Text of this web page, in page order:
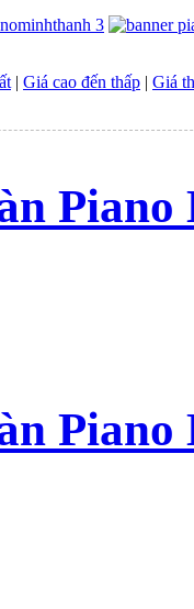
| Giá cao đến thấp | Giá